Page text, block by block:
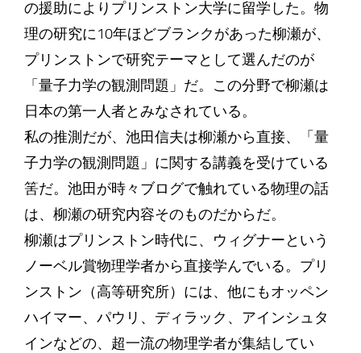
の援助によりプリンストン大学に留学した。物
理の研究に10年ほどブランクがあった柳瀬が、
プリンストンで研究テーマとして選んだのが
「量子力学の観測問題」だ。この分野で柳瀬は
日本の第一人者とみなされている。
私の推測だが、池田信夫は柳瀬から直接、「量
子力学の観測問題」に関する講義を受けている
筈だ。池田が時々ブログで触れている物理の話
は、柳瀬の研究内容そのものだからだ。
柳瀬はプリンストン時代に、ウィグナーという
ノーベル賞物理学者から直接学んでいる。プリ
ンストン（高等研究所）には、他にもオッペン
ハイマー、パウリ、ディラック、アインシュタ
インなどの、超一流の物理学者が集結してい